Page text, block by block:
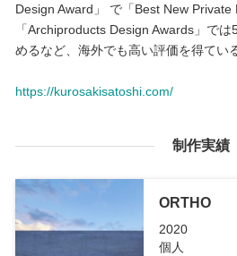
Design Award」 で「Best New Private
「Archiproducts Design Awards」で
めるなど、海外でも高い評価を得ている
https://kurosakisatoshi.com/
制作実績
ORTHO
2020
個人